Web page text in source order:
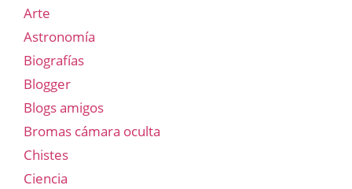
Arte
Astronomía
Biografías
Blogger
Blogs amigos
Bromas cámara oculta
Chistes
Ciencia